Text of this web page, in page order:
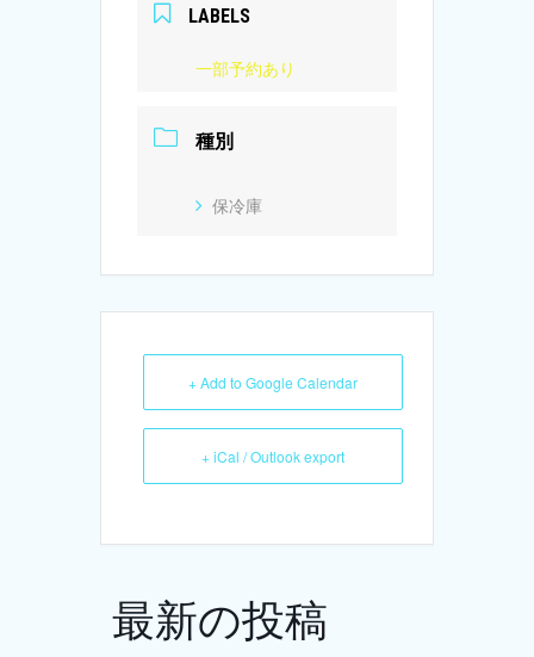
LABELS
一部予約あり
種別
保冷庫
+ Add to Google Calendar
+ iCal / Outlook export
最新の投稿